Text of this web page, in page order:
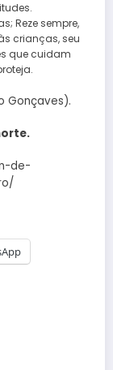
Reze sempre,
crianças, seu
que cuidam
Gonçaves).
de-